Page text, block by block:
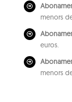
menors
euros.
menors